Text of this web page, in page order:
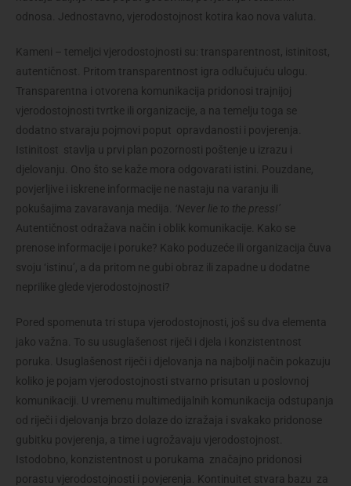
odnosa. Jednostavno, vjerodostojnost kotira kao nova valuta.
Kameni – temeljci vjerodostojnosti su: transparentnost, istinitost,
autentičnost. Pritom transparentnost igra odlučujuću ulogu.
Transparentna i otvorena komunikacija pridonosi trajnijoj
vjerodostojnosti tvrtke ili organizacije, a na temelju toga se
dodatno stvaraju pojmovi poput opravdanosti i povjerenja.
Istinitost stavlja u prvi plan pozornosti poštenje u izrazu i
djelovanju. Ono što se kaže mora odgovarati istini. Pouzdane,
povjerljive i iskrene informacije ne nastaju na varanju ili
pokušajima zavaravanja medija.
‘Never lie to the press!’
Autentičnost odražava način i oblik komunikacije. Kako se
prenose informacije i poruke? Kako poduzeće ili organizacija čuva
svoju ‘istinu’, a da pritom ne gubi obraz ili zapadne u dodatne
neprilike glede vjerodostojnosti?
Pored spomenuta tri stupa vjerodostojnosti, još su dva elementa
jako važna. To su usuglašenost riječi i djela i konzistentnost
poruka. Usuglašenost riječi i djelovanja na najbolji način pokazuju
koliko je pojam vjerodostojnosti stvarno prisutan u poslovnoj
komunikaciji. U vremenu multimedijalnih komunikacija odstupanja
od riječi i djelovanja brzo dolaze do izražaja i svakako pridonose
gubitku povjerenja, a time i ugrožavaju vjerodostojnost.
Istodobno, konzistentnost u porukama značajno pridonosi
porastu vjerodostojnosti i povjerenja. Kontinuitet stvara bazu za